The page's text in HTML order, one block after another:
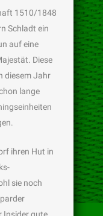
1510/1848
Schladt ein
auf eine
Diese
diesem Jahr
lange
ihren Hut in
sie noch